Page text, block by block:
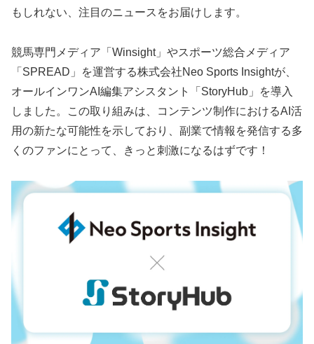
もしれない、注目のニュースをお届けします。
競馬専門メディア「Winsight」やスポーツ総合メディア
「SPREAD」を運営する株式会社Neo Sports Insightが、
オールインワンAI編集アシスタント「StoryHub」を導入
しました。この取り組みは、コンテンツ制作におけるAI活
用の新たな可能性を示しており、副業で情報を発信する多
くのファンにとって、きっと刺激になるはずです！